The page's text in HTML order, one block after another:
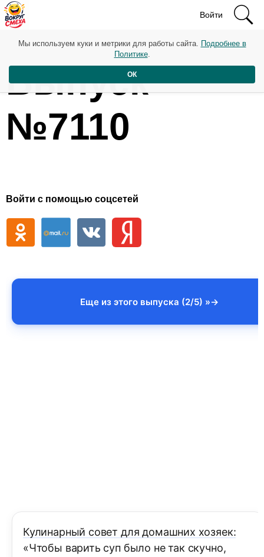
Войти
Выпуск
№7110
Войти с помощью соцсетей
Еще из этого выпуска (2/5) »
Кулинарный совет для домашних хозяек:
«Чтобы варить суп было не так скучно,
Мы используем куки и метрики для работы сайта. Подробнее в
Политике.
ОК